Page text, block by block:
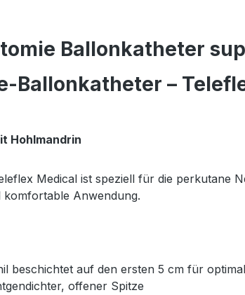
Ballonkatheter
Ballonkatheter –
Hohlmandrin
Medical ist speziell für die perkutane
komfortable Anwendung.
beschichtet auf den ersten 5 cm für
offener Spitze